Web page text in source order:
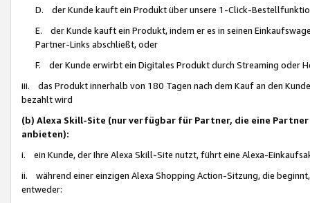
D. der Kunde kauft ein Produkt über unsere 1-Click-
E. der Kunde kauft ein Produkt, indem er es in seinen
Partner-Links abschließt, oder
F. der Kunde erwirbt ein Digitales Produkt durch Streaming oder
iii. das Produkt innerhalb von 180 Tagen nach dem Kauf an den
bezahlt wird
(b) Alexa Skill-Site (nur verfügbar für Partner, die eine
anbieten):
i. ein Kunde, der Ihre Alexa Skill-Site nutzt, führt eine Alexa-
ii. während einer einzigen Alexa Shopping Action-Sitzung, die
entweder: